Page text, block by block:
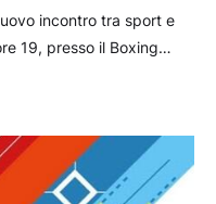
incontro tra sport e
19, presso il Boxing